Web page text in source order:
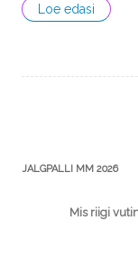
Loe edasi
JALGPALLI MM 2026
Mis riigi